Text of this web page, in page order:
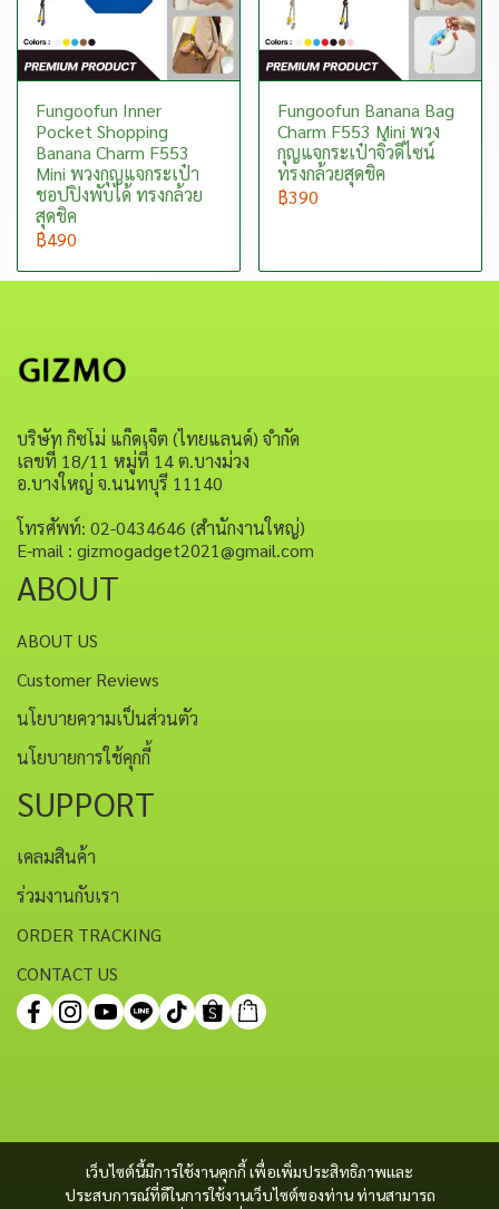
Fungoofun Inner
Pocket Shopping
Banana Charm F553
Mini พวงกุญแจกระเป๋า
ชอปปิงพับได้ ทรงกล้วย
สุดชิค
฿490
Fungoofun Banana Bag
Charm F553 Mini พวง
กุญแจกระเป๋าจิ๋วดีไซน์
ทรงกล้วยสุดชิค
฿390
เว็บไซต์นี้มีการใช้งานคุกกี้ เพื่อเพิ่มประสิทธิภาพและ
ประสบการณ์ที่ดีในการใช้งานเว็บไซต์ของท่าน ท่านสามารถ
บริษัท กิซโม่ แก็ดเจ็ต (ไทยแลนด์) จำกัด
เลขที่ 18/11 หมู่ที่ 14 ต.บางม่วง
อ.บางใหญ่ จ.นนทบุรี 11140
โทรศัพท์: 02-0434646 (สำนักงานใหญ่)
E-mail : gizmogadget2021@gmail.com
ABOUT
ABOUT US
Customer Reviews
นโยบายความเป็นส่วนตัว
นโยบายการใช้คุกกี้
SUPPORT
เคลมสินค้า
ร่วมงานกับเรา
ORDER TRACKING
CONTACT US